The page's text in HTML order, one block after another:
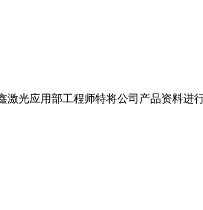
光应用部工程师特将公司产品资料